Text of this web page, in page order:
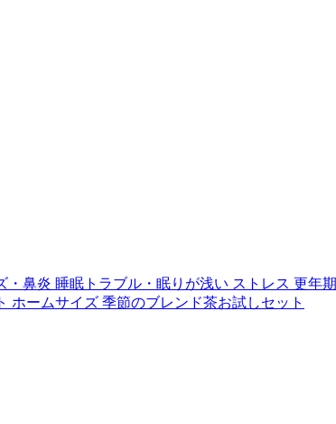
・鼻炎 睡眠トラブル・眠りが浅い ストレス 更年期
ホームサイズ 季節のブレンド茶お試しセット